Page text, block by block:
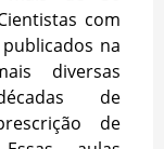
com
na
diversas
de
de